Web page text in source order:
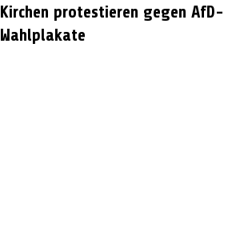
Kirchen protestieren gegen AfD-
Wahlplakate